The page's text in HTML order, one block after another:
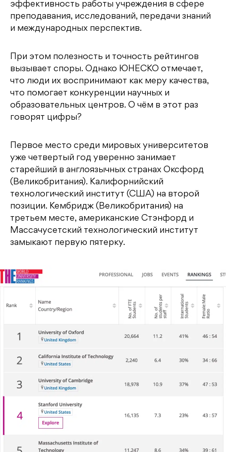
эффективность работы учреждения в сфере
преподавания, исследований, передачи знаний
и международных перспектив.
При этом полезность и точность рейтингов
вызывает споры. Однако ЮНЕСКО отмечает,
что люди их воспринимают как меру качества,
что помогает конкуренции научных и
образовательных центров. О чём в этот раз
говорят цифры?
Первое место среди мировых университетов
уже четвертый год уверенно занимает
старейший в англоязычных странах Оксфорд
(Великобритания). Калифорнийский
технологический институт (США) на второй
позиции. Кембридж (Великобритания) на
третьем месте, американские Стэнфорд и
Массачусетский технологический институт
замыкают первую пятерку.